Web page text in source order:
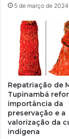
5 de março de 2024
Repatriação de
Tupinambá
importância da
preservação e a
valorização da
indígena